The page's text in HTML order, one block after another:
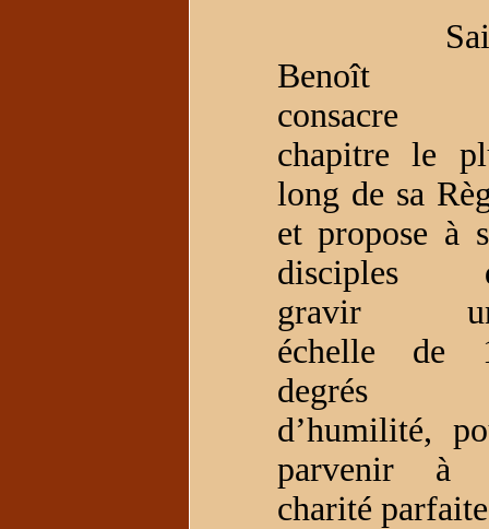
Benoît
consacre
chapitre le
long de sa
et propose à
disciples
gravir
échelle de
degrés
d’humilité,
parvenir à
charité